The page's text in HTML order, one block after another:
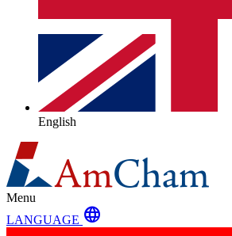
English
Menu
LANGUAGE language